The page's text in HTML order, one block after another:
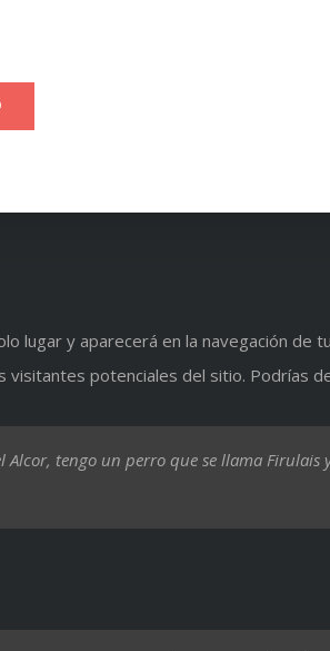
lugar y aparecerá en la navegación de
visitantes potenciales del sitio. Podrías
tengo un perro que se llama Firulais